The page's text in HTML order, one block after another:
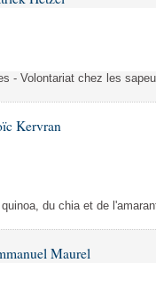
- Volontariat chez les
Kervran
du chia et de
Maurel